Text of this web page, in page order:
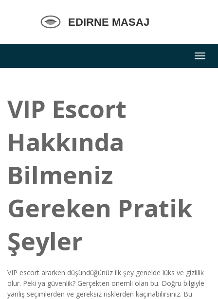
VIP Escort
Hakkında
Bilmeniz
Gereken Pratik
Şeyler
VIP escort ararken düşündüğünüz ilk şey genelde lüks ve gizlilik
olur. Peki ya güvenlik? Gerçekten önemli olan bu. Doğru bilgiyle
yanlış seçimlerden ve gereksiz risklerden kaçınabilirsiniz. Bu